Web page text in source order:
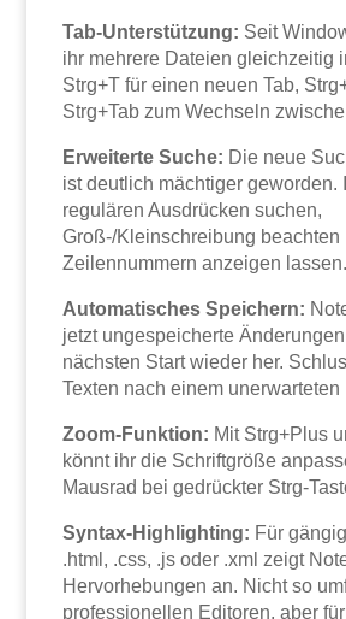
Tab-Unterstützung: Seit
ihr mehrere Dateien gleichzeitig
Strg+T für einen neuen Tab,
Strg+Tab zum Wechseln
Erweiterte Suche: Die neue
ist deutlich mächtiger geworden.
regulären Ausdrücken suchen,
Groß-/Kleinschreibung beachten
Zeilennummern anzeigen lassen.
Automatisches Speichern:
jetzt ungespeicherte
nächsten Start wieder her.
Texten nach einem unerwarteten
Zoom-Funktion: Mit Strg+Plus
könnt ihr die Schriftgröße
Mausrad bei gedrückter Strg-
Syntax-Highlighting: Für
.html, .css, .js oder .xml zeigt
Hervorhebungen an. Nicht so
professionellen Editoren, aber